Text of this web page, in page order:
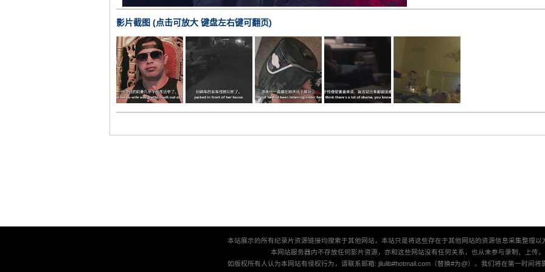
影片截图 (点击可放大 键盘左右键可翻页)
本站展示的所有纪录片资源链接均搜索于其他网站，本站只是将这些存在于其他网站的资源信息采集整理以
本网站服务器内不存放任何影片资源，亦和这些网站没有任何关系，也从未参与录制、上传。
如版权所有人认为本网站有侵权行为，请联系邮箱: jilulib#hotmail.com（替换#为@）。我们将在第一时间将